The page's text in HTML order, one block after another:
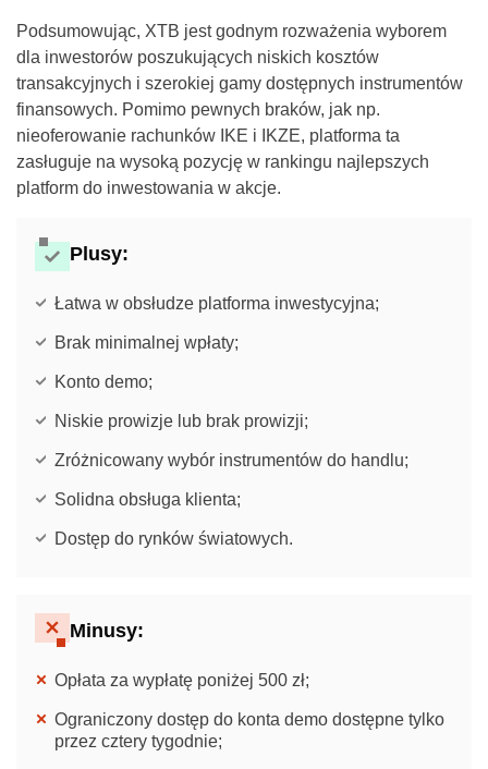
Podsumowując, XTB jest godnym rozważenia wyborem
dla inwestorów poszukujących niskich kosztów
transakcyjnych i szerokiej gamy dostępnych instrumentów
finansowych. Pomimo pewnych braków, jak np.
nieoferowanie rachunków IKE i IKZE, platforma ta
zasługuje na wysoką pozycję w rankingu najlepszych
platform do inwestowania w akcje.
Plusy:
Łatwa w obsłudze platforma inwestycyjna;
Brak minimalnej wpłaty;
Konto demo;
Niskie prowizje lub brak prowizji;
Zróżnicowany wybór instrumentów do handlu;
Solidna obsługa klienta;
Dostęp do rynków światowych.
Minusy:
Opłata za wypłatę poniżej 500 zł;
Ograniczony dostęp do konta demo dostępne tylko
przez cztery tygodnie;